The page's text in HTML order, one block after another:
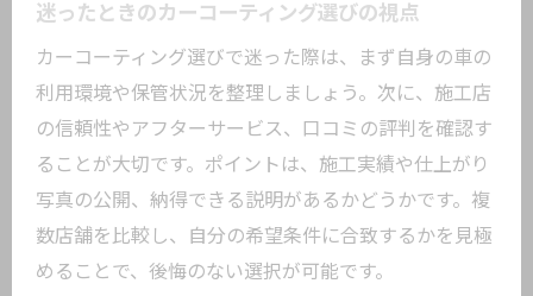
迷ったときのカーコーティング選びの視点
カーコーティング選びで迷った際は、まず自身の車の
利用環境や保管状況を整理しましょう。次に、施工店
の信頼性やアフターサービス、口コミの評判を確認す
ることが大切です。ポイントは、施工実績や仕上がり
写真の公開、納得できる説明があるかどうかです。複
数店舗を比較し、自分の希望条件に合致するかを見極
めることで、後悔のない選択が可能です。